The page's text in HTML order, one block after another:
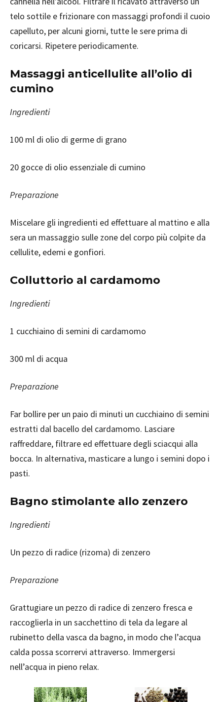
telo sottile e frizionare con massaggi profondi il cuoio
capelluto, per alcuni giorni, tutte le sere prima di
coricarsi. Ripetere periodicamente.
Massaggi anticellulite all’olio di
cumino
Ingredienti
100 ml di olio di germe di grano
20 gocce di olio essenziale di cumino
Preparazione
Miscelare gli ingredienti ed effettuare al mattino e alla
sera un massaggio sulle zone del corpo più colpite da
cellulite, edemi e gonfiori.
Colluttorio al cardamomo
Ingredienti
1 cucchiaino di semini di cardamomo
300 ml di acqua
Preparazione
Far bollire per un paio di minuti un cucchiaino di semini
estratti dal bacello del cardamomo. Lasciare
raffreddare, filtrare ed effettuare degli sciacqui alla
bocca. In alternativa, masticare a lungo i semini dopo i
pasti.
Bagno stimolante allo zenzero
Ingredienti
Un pezzo di radice (rizoma) di zenzero
Preparazione
Grattugiare un pezzo di radice di zenzero fresca e
raccoglierla in un sacchettino di tela da legare al
rubinetto della vasca da bagno, in modo che l’acqua
calda possa scorrervi attraverso. Immergersi
nell’acqua in pieno relax.